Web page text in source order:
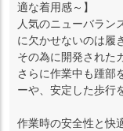
適な着用感～】
人気のニューバラン
に欠かせないのは履
その為に開発された
さらに作業中も踵部
ーや、安定した歩行
作業時の安全性と快